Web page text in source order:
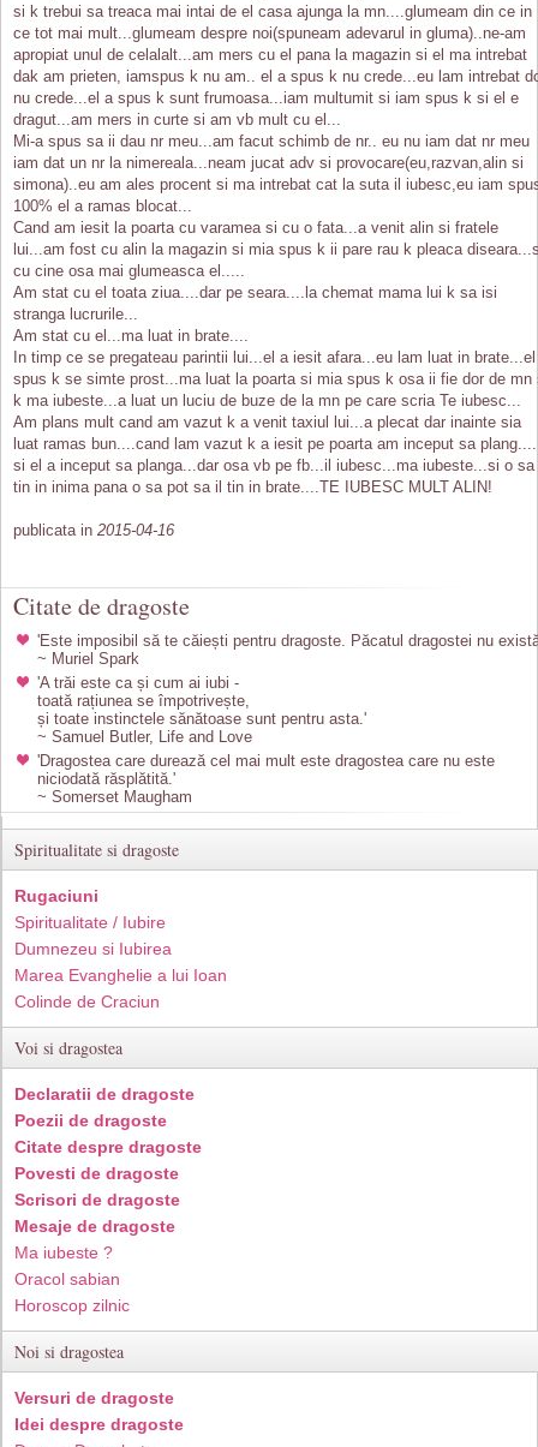
si k trebui sa treaca mai intai de el casa ajunga la mn....glumeam din ce in
ce tot mai mult...glumeam despre noi(spuneam adevarul in gluma)..ne-am
apropiat unul de celalalt...am mers cu el pana la magazin si el ma intrebat
dak am prieten, iamspus k nu am.. el a spus k nu crede...eu lam intrebat
nu crede...el a spus k sunt frumoasa...iam multumit si iam spus k si el e
dragut...am mers in curte si am vb mult cu el...
Mi-a spus sa ii dau nr meu...am facut schimb de nr.. eu nu iam dat nr meu
iam dat un nr la nimereala...neam jucat adv si provocare(eu,razvan,alin si
simona)..eu am ales procent si ma intrebat cat la suta il iubesc,eu iam
100% el a ramas blocat...
Cand am iesit la poarta cu varamea si cu o fata...a venit alin si fratele
lui...am fost cu alin la magazin si mia spus k ii pare rau k pleaca
cu cine osa mai glumeasca el.....
Am stat cu el toata ziua....dar pe seara....la chemat mama lui k sa isi
stranga lucrurile...
Am stat cu el...ma luat in brate....
In timp ce se pregateau parintii lui...el a iesit afara...eu lam luat in
spus k se simte prost...ma luat la poarta si mia spus k osa ii fie dor de mn
k ma iubeste...a luat un luciu de buze de la mn pe care scria Te iubesc...
Am plans mult cand am vazut k a venit taxiul lui...a plecat dar inainte sia
luat ramas bun....cand lam vazut k a iesit pe poarta am inceput sa plang....
si el a inceput sa planga...dar osa vb pe fb...il iubesc...ma iubeste...si o sa
tin in inima pana o sa pot sa il tin in brate....TE IUBESC MULT ALIN!
publicata in 2015-04-16
Citate de dragoste
'Este imposibil să te căiești pentru dragoste. Păcatul dragostei nu
~ Muriel Spark
'A trăi este ca și cum ai iubi -
toată rațiunea se împotrivește,
și toate instinctele sănătoase sunt pentru asta.'
~ Samuel Butler, Life and Love
'Dragostea care durează cel mai mult este dragostea care nu este
niciodată răsplătită.'
~ Somerset Maugham
Spiritualitate si dragoste
Rugaciuni
Spiritualitate / Iubire
Dumnezeu si Iubirea
Marea Evanghelie a lui Ioan
Colinde de Craciun
Voi si dragostea
Declaratii de dragoste
Poezii de dragoste
Citate despre dragoste
Povesti de dragoste
Scrisori de dragoste
Mesaje de dragoste
Ma iubeste ?
Oracol sabian
Horoscop zilnic
Noi si dragostea
Versuri de dragoste
Idei despre dragoste